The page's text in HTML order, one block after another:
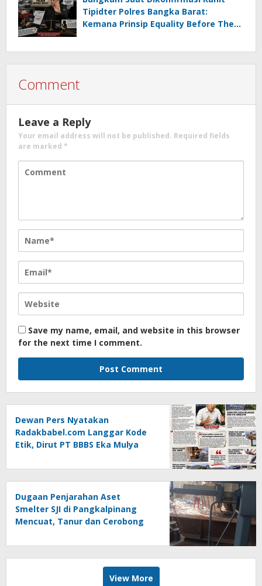
Tipidter Polres Bangka Barat:
Kemana Prinsip Equality Before The
Comment
Leave a Reply
Your email address will not be published. Required fields
are marked *
Save my name, email, and website in this browser
for the next time I comment.
Dewan Pers Nyatakan
Radakbabel.com Langgar Kode
Etik, Dirut PT BBBS Eka Mulya
Dugaan Penjarahan Aset
Smelter SJI di Pangkalpinang
Mencuat, Tanur dan Cerobong
Kiloan, Legalitas Dipertanyakan
View More